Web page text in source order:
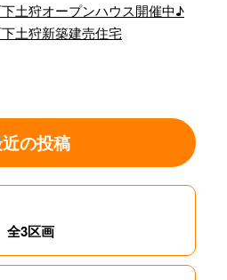
下土狩オープンハウス開催中♪
下土狩新築建売住宅
の投稿
3区画